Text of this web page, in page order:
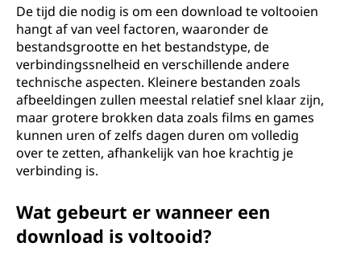
De tijd die nodig is om een download te voltooien
hangt af van veel factoren, waaronder de
bestandsgrootte en het bestandstype, de
verbindingssnelheid en verschillende andere
technische aspecten. Kleinere bestanden zoals
afbeeldingen zullen meestal relatief snel klaar zijn,
maar grotere brokken data zoals films en games
kunnen uren of zelfs dagen duren om volledig
over te zetten, afhankelijk van hoe krachtig je
verbinding is.
Wat gebeurt er wanneer een
download is voltooid?